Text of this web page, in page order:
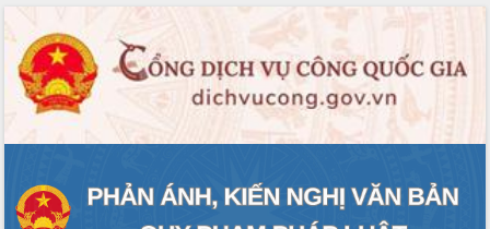
THÔNG TIN CHỈ ĐẠO ĐIỀU HÀNH
HỆ THỐNG VĂN BẢN
VĂN BẢN HĐND TỈNH
QUY HOẠCH - KẾ HOẠCH